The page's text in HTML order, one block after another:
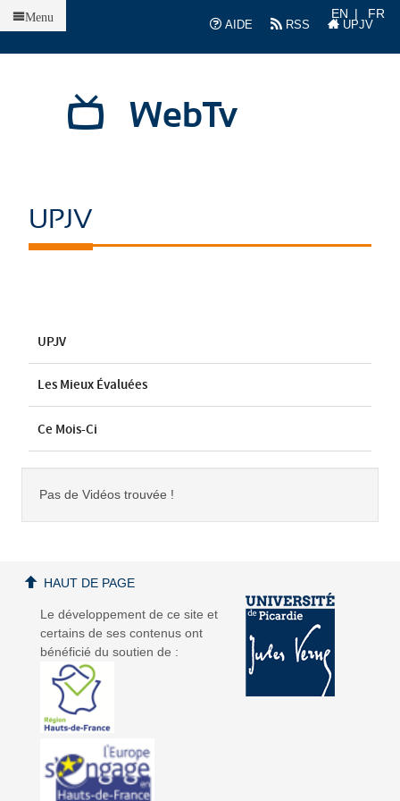
AIDE
RSS UPJV
EN FR
WebTv
Menu
UPJV
UPJV
Les Mieux Évaluées
Ce Mois-Ci
Pas de Vidéos trouvée !
Le développement de ce site et
certains de ses contenus ont
bénéficié du soutien de :
HAUT DE PAGE